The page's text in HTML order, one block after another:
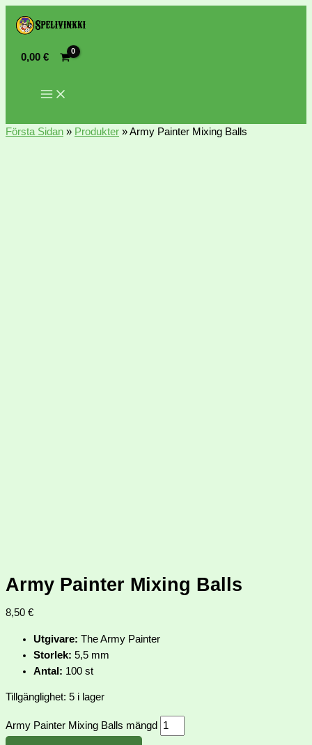
0,00€
Första Sidan » Produkter »Army Painter Mixing Balls
Army Painter Mixing Balls
8,50 €
Utgivare: The Army Painter
Storlek: 5,5 mm
Antal: 100 st
Tillgänglighet: 5 i lager
Army Painter Mixing Balls mängd